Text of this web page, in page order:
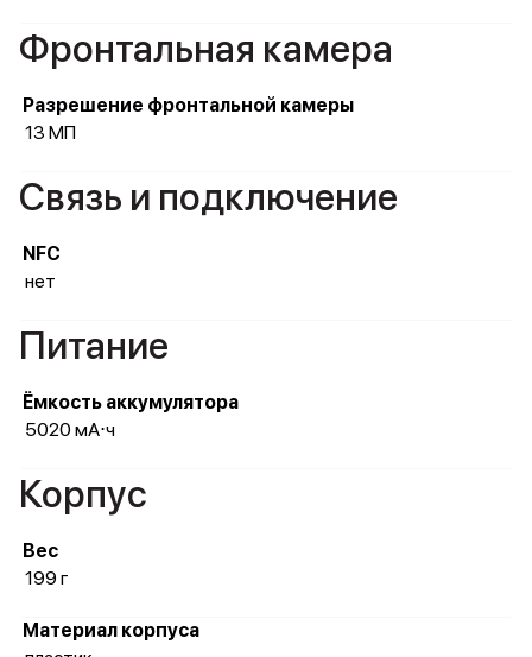
Фронтальная камера
Разрешение фронтальной камеры
13 МП
Связь и подключение
NFC
нет
Питание
Ёмкость аккумулятора
5020 мА⋅ч
Корпус
Вес
199 г
Материал корпуса